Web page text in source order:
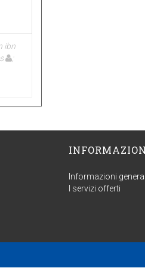
ibn
;
Informazioni
I servizi offerti